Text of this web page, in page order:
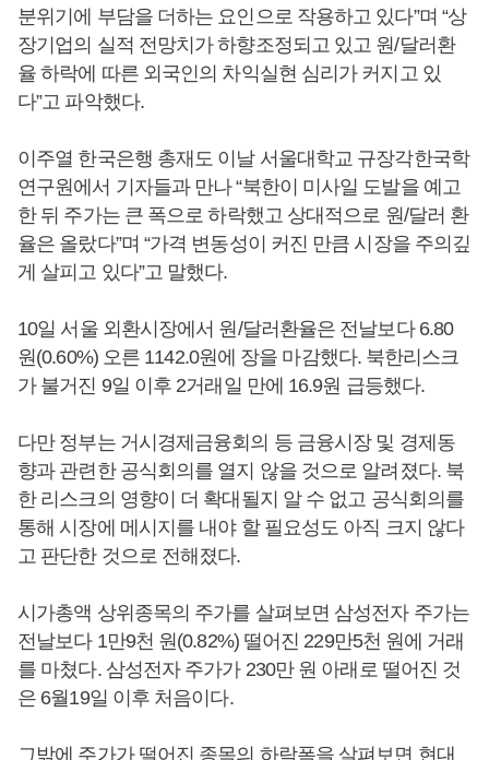
분위기에 부담을 더하는 요인으로 작용하고 있다”며 “상
장기업의 실적 전망치가 하향조정되고 있고 원/달러환
율 하락에 따른 외국인의 차익실현 심리가 커지고 있
다”고 파악했다.
이주열 한국은행 총재도 이날 서울대학교 규장각한국학
연구원에서 기자들과 만나 “북한이 미사일 도발을 예고
한 뒤 주가는 큰 폭으로 하락했고 상대적으로 원/달러 환
율은 올랐다”며 “가격 변동성이 커진 만큼 시장을 주의깊
게 살피고 있다”고 말했다.
10일 서울 외환시장에서 원/달러환율은 전날보다 6.80
원(0.60%) 오른 1142.0원에 장을 마감했다. 북한리스크
가 불거진 9일 이후 2거래일 만에 16.9원 급등했다.
다만 정부는 거시경제금융회의 등 금융시장 및 경제동
향과 관련한 공식회의를 열지 않을 것으로 알려졌다. 북
한 리스크의 영향이 더 확대될지 알 수 없고 공식회의를
통해 시장에 메시지를 내야 할 필요성도 아직 크지 않다
고 판단한 것으로 전해졌다.
시가총액 상위종목의 주가를 살펴보면 삼성전자 주가는
전날보다 1만9천 원(0.82%) 떨어진 229만5천 원에 거래
를 마쳤다. 삼성전자 주가가 230만 원 아래로 떨어진 것
은 6월19일 이후 처음이다.
그밖에 주가가 떨어진 종목의 하락폭을 살펴보면 현대